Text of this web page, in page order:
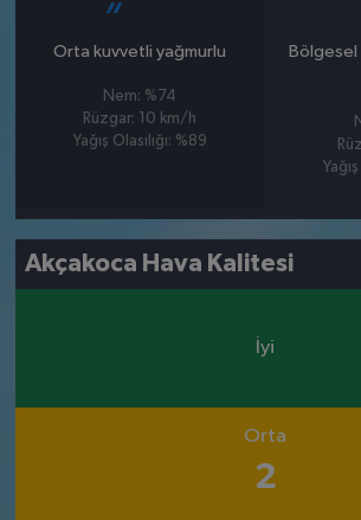
Orta kuvvetli yağmurlu
Nem: %74
Rüzgar: 10 km/h
Yağış Olasılığı: %89
Bölgesel
Akçakoca Hava Kalitesi
İyi
Orta
2